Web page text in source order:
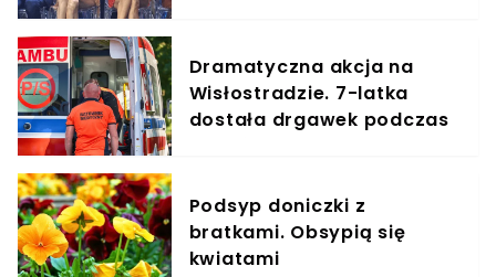
Dramatyczna akcja na
Wisłostradzie. 7-latka
dostała drgawek podczas
Podsyp doniczki z
bratkami. Obsypią się
kwiatami